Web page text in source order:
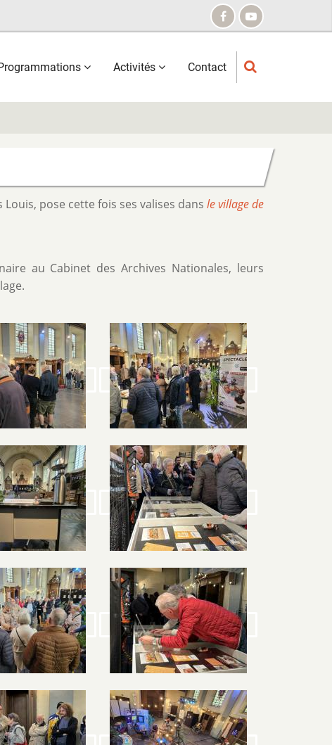
Activités Contact
pose cette fois ses valises dans le village de
au Cabinet des Archives Nationales, leurs
Image
Image
Image
Image